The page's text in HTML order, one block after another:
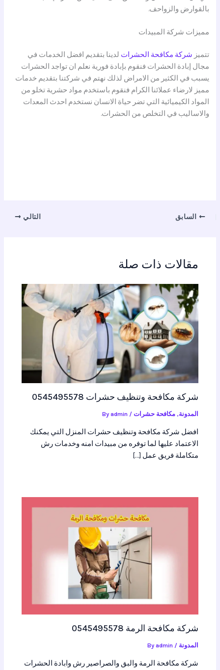
بالقوارض والزواحف.
مميزات شركة المبيدات
تتميز شركة مكافحة الحشرات لدينا بتقديم افضل الخدمات في
مجال إبادة الحشرات فنقوم بإبادة فورية نعلم ان تواجد الحشرات
يسبب في الكثير من الامراض لذلك نهتم في شركتنا بتقديم خدمات
مميز لارضاء عملائنا الكرام فنقوم باستخدم مواد حشرية تخلو من
المواد الكيميائية التي تضر حياة الانسان نستخدم احدث المعدات
والاساليب في التخلص من الحشرات.
السابق التالي
مقالات ذات صلة
شركة مكافحة وتنظيف حشرات 0545495578
المدونة,مكافحة حشرات / By
admin
افضل شركة مكافحة وتنظيف حشرات المنزل التي يمكنك
الاعتماد عليها لما توفره من مبيدات امنه وخدمات رش
متكاملة فريق عمل […]
شركة مكافحة الرمة 0545495578
المدونة / By
admin
شركة مكافحة الرمة والبق والصراصير رش وابادة الحشرات